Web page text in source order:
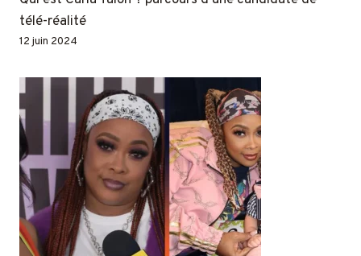
télé-réalité
12 juin 2024